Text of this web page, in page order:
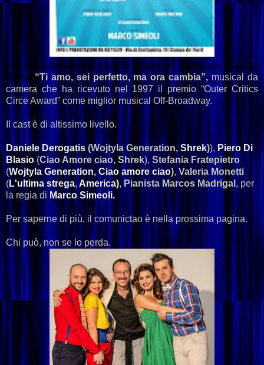
Debutta ufficialmente dal 25 Marzo al Teatro dei Satiri a
Roma “Ti amo, sei perfetto, ma ora cambia”, musical da
camera che ha ricevuto nel 1997 il premio “Outer Critics
Circe Award” come miglior musical Off-Broadway.
Il cast è di altissimo livello.
Daniele Derogatis (Wojtyla Generation, Shrek)), Piero Di
Blasio (Ciao Amore ciao, Shrek), Stefania Fratepietro
(Wojtyla Generation, Ciao amore ciao), Valeria Monetti
(L'ultima strega, America), Pianista Marcos Madrigal , per
la regia di Marco Simeoli.
Per saperne di più, il comunictao è nella prossima pagina.
Chi può, non se lo perda.